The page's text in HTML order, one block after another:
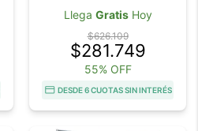
Llega GratisHoy
$626.109
$281.749
55% OFF
DESDE 6 CUOTAS SIN INTERÉS